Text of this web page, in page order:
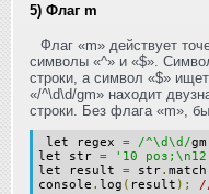
5) Флаг m
Флаг «m» действует
символы «^» и «$».
строки, а символ «$»
«/^\d\d/gm» находит
строки. Без флага «m»,
let regex = /^\d\d/gm
let str = '10 роз;\n12
let result = str. match
console . log ( result );